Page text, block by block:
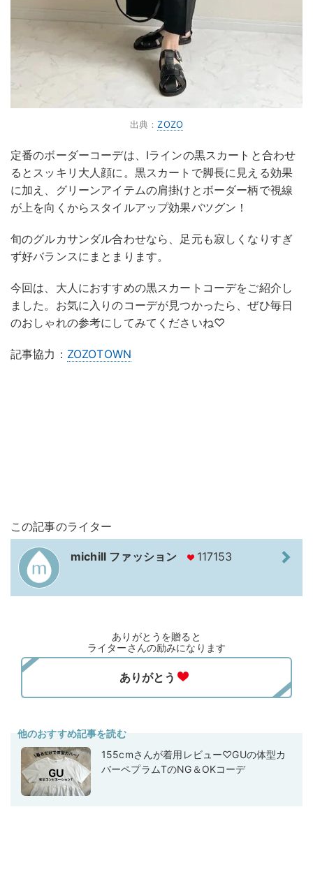
出典：ZOZO
定番のボーダーコーデは、Iラインの黒スカートと合わせ
るとスッキリ大人顔に。黒スカートで脚長に見える効果
に加え、グリーンアイテムの肩掛けとボーダー柄で視線
が上を向くからスタイルアップ効果バツグン！
旬のグルカサンダル合わせなら、足元も寂しくなりすぎ
ず好バランスにまとまります。
今回は、大人におすすめの黒スカートコーデをご紹介し
ました。お気に入りのコーデが見つかったら、ぜひ毎日
のおしゃれの参考にしてみてくださいね♡
記事協力： ZOZOTOWN
この記事のライター
michill ファッション 117153
ありがとうを贈ると
ライターさんの励みになります
他のおすすめ記事を読む
155cmさんが着用レビュー♡GUの体型カ
バーペプラムTのNG＆OKコーデ